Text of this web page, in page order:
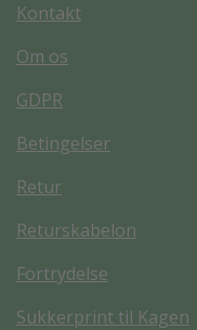
Kontakt
Om os
GDPR
Betingelser
Retur
Returskabelon
Fortrydelse
Sukkerprint til Kagen